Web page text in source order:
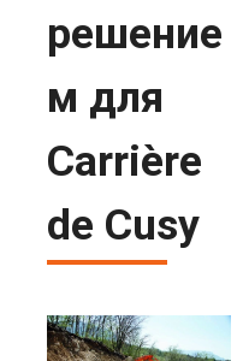
решение
м для
Carrière
de Cusy